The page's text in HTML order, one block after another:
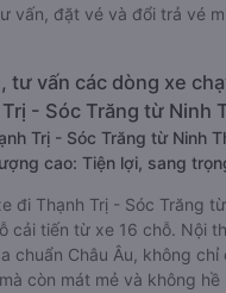
vấn, đặt vé và đổi trả vé
tư vấn các dòng xe
- Sóc Trăng từ Ninh
Trị - Sóc Trăng từ Ninh
cao: Tiện lợi, sang
đi Thạnh Trị - Sóc Trăng
cải tiến từ xe 16 chỗ. Nội
chuẩn Châu Âu, không chỉ
còn mát mẻ và không